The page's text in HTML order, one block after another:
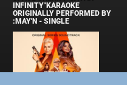
INFINITY"KARAOKE
ORIGINALLY PERFORMED BY
:MAY'N - SINGLE